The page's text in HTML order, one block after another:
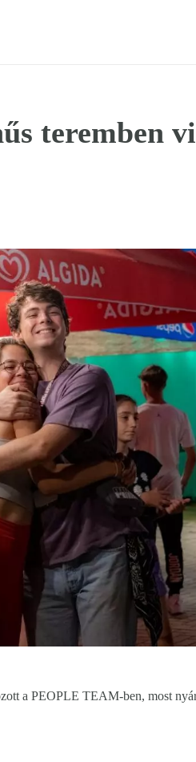
teremben
a PEOPLE TEAM-ben, most